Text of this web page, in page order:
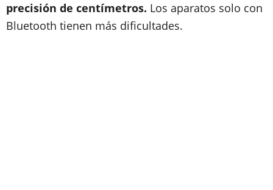
precisión de centímetros. Los aparatos solo con
Bluetooth tienen más dificultades.